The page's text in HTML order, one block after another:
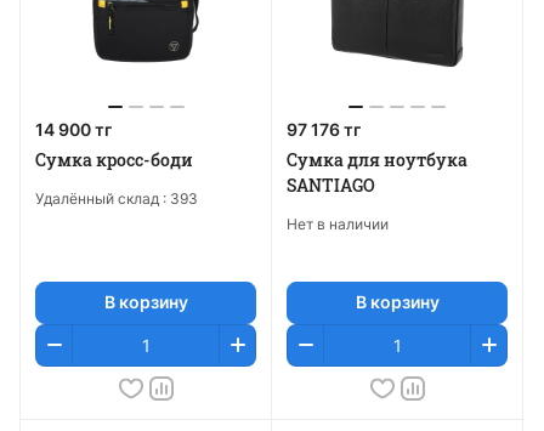
14 900 тг
Сумка кросс-боди
Удалённый склад : 393
В корзину
97 176 тг
Сумка для ноутбука
SANTIAGO
Нет в наличии
В корзину